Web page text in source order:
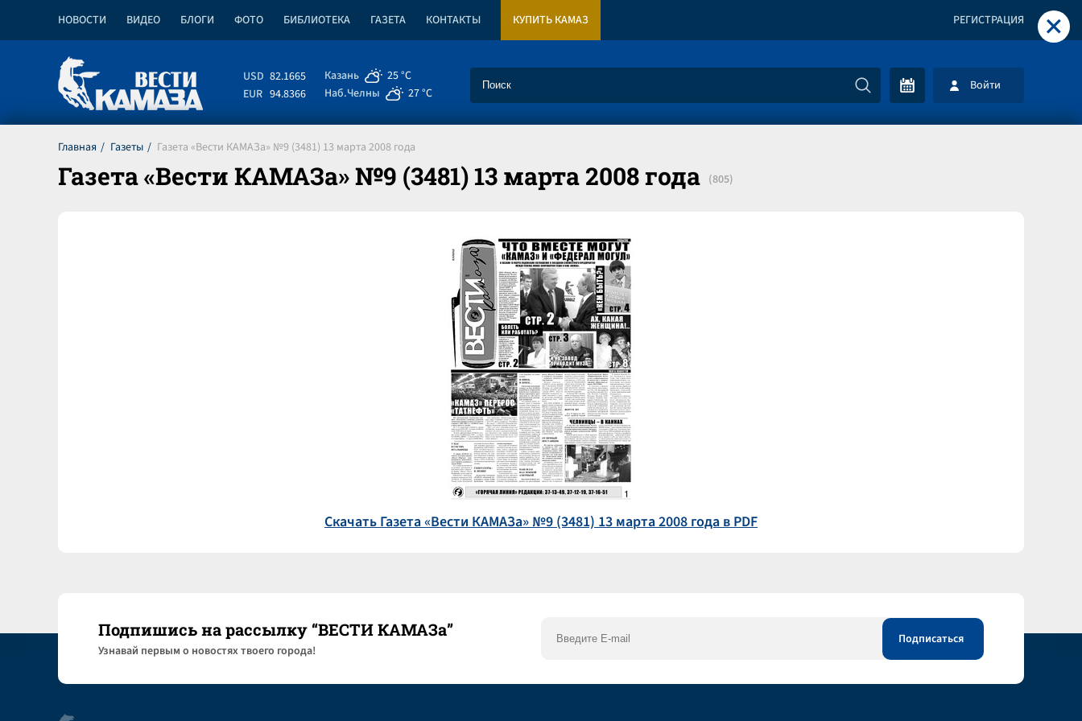
НОВОСТИ ВИДЕО БЛОГИ ФОТО БИБЛИОТЕКА ГАЗЕТА КОНТАКТЫ КУПИТЬ КАМАЗ РЕГИСТРАЦИЯ
USD 82.1665
EUR 94.8366
Казань
25 °C
Наб.Челны
27 °C Войти
Главная Газеты Газета «Вести КАМАЗа» №9 (3481) 13 марта 2008 года
Газета «Вести КАМАЗа» №9 (3481) 13 марта 2008 года
Скачать Газета «Вести КАМАЗа» №9 (3481) 13 марта 2008 года в PDF
+
Подпишись на рассылку “ВЕСТИ КАМАЗа”
Узнaвай первым о новостях твоего города!